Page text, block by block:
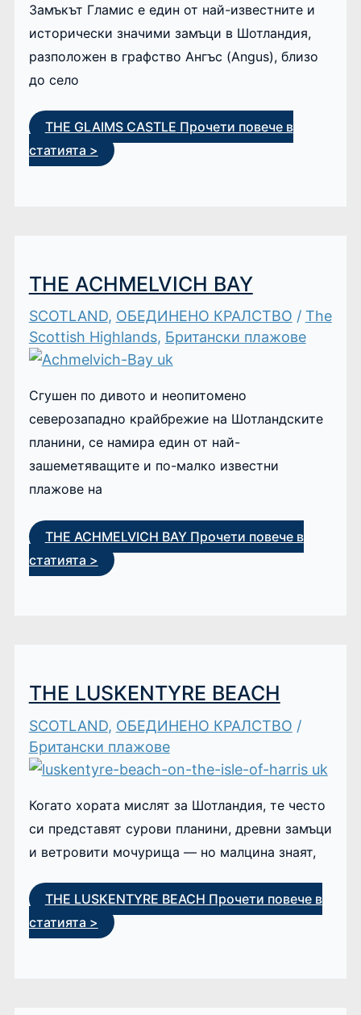
Замъкът Гламис е един от най-известните и
исторически значими замъци в Шотландия,
разположен в графство Ангъс (Angus), близо
до село
THE GLAIMS CASTLE Прочети повече в
статията >
THE ACHMELVICH BAY
SCOTLAND, ОБЕДИНЕНО КРАЛСТВО / The
Scottish Highlands, Британски плажове
Сгушен по дивото и неопитомено
северозападно крайбрежие на Шотландските
планини, се намира един от най-
зашеметяващите и по-малко известни
плажове на
THE ACHMELVICH BAYПрочети повече в
статията >
THE LUSKENTYRE BEACH
SCOTLAND, ОБЕДИНЕНО КРАЛСТВО /
Британски плажове
Когато хората мислят за Шотландия, те често
си представят сурови планини, древни замъци
и ветровити мочурища — но малцина знаят,
THE LUSKENTYRE BEACH Прочети повече в
статията >